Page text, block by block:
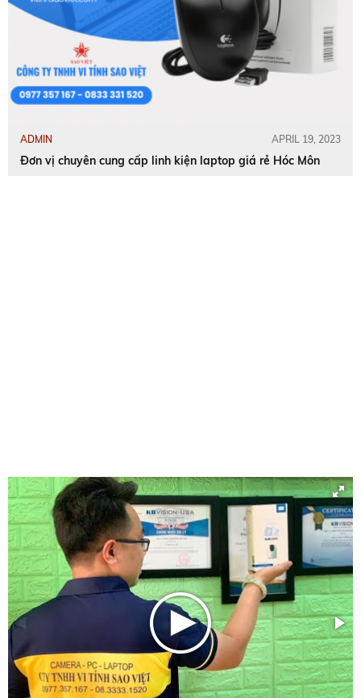
ADMIN APRIL 19, 2023
Đơn vị chuyên cung cấp linh kiện laptop giá rẻ Hóc Môn